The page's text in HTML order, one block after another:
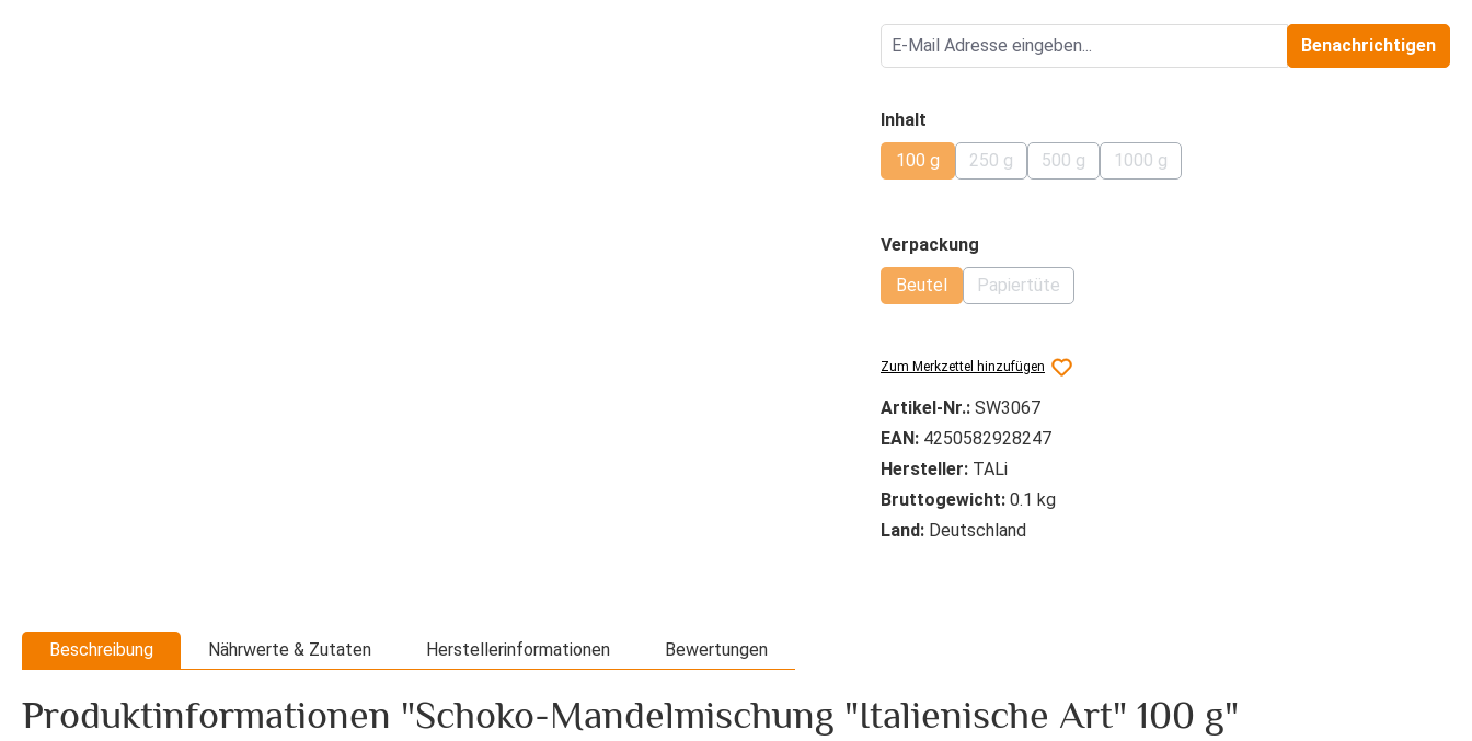
Benachrichtigen
Inhalt
100 g
(Diese Option ist zurzeit nicht verfügbar.)
250 g
(Diese Option ist zurzeit nicht verfügbar.)
500 g
(Diese Option ist zurzeit nicht verfügbar.)
1000 g
(Diese Option ist zurzeit nicht verfügbar.)
Verpackung
Beutel
(Diese Option ist zurzeit nicht verfügbar.)
Papiertüte
(Diese Option ist zurzeit nicht verfügbar.)
Zum Merkzettel hinzufügen
Artikel-Nr.: SW3067
EAN: 4250582928247
Hersteller: TALi
Bruttogewicht: 0.1 kg
Land: Deutschland
Beschreibung Nährwerte & Zutaten Herstellerinformationen Bewertungen
Produktinformationen "Schoko-Mandelmischung "Italienische Art" 100 g"